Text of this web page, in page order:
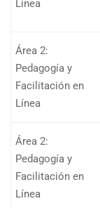
Línea
Área 2:
Pedagogía y
Facilitación en
Línea
Área 2:
Pedagogía y
Facilitación en
Línea